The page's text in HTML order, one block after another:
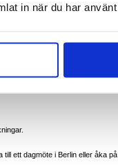
in när du har
samtidigt som den ser ut att vara
av säkerhet - allt i en lätt,
ett dagmöte i Berlin eller åka på